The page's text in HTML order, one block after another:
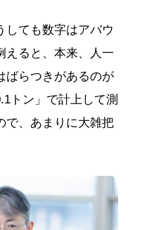
しても数字はアバウ
えると、本来、人一
ばらつきがあるのが
トン」で計上して測
で、あまりに大雑把